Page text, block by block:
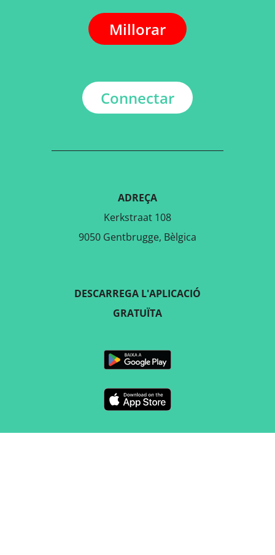
Millorar
Connectar
ADREÇA
Kerkstraat 108
9050 Gentbrugge, Bèlgica
DESCARREGA L'APLICACIÓ
GRATUÏTA